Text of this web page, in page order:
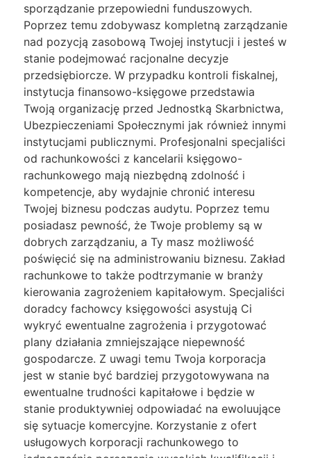
sporządzanie przepowiedni funduszowych.
Poprzez temu zdobywasz kompletną zarządzanie
nad pozycją zasobową Twojej instytucji i jesteś w
stanie podejmować racjonalne decyzje
przedsiębiorcze. W przypadku kontroli fiskalnej,
instytucja finansowo-księgowe przedstawia
Twoją organizację przed Jednostką Skarbnictwa,
Ubezpieczeniami Społecznymi jak również innymi
instytucjami publicznymi. Profesjonalni specjaliści
od rachunkowości z kancelarii księgowo-
rachunkowego mają niezbędną zdolność i
kompetencje, aby wydajnie chronić interesu
Twojej biznesu podczas audytu. Poprzez temu
posiadasz pewność, że Twoje problemy są w
dobrych zarządzaniu, a Ty masz możliwość
poświęcić się na administrowaniu biznesu. Zakład
rachunkowe to także podtrzymanie w branży
kierowania zagrożeniem kapitałowym. Specjaliści
doradcy fachowcy księgowości asystują Ci
wykryć ewentualne zagrożenia i przygotować
plany działania zmniejszające niepewność
gospodarcze. Z uwagi temu Twoja korporacja
jest w stanie być bardziej przygotowywana na
ewentualne trudności kapitałowe i będzie w
stanie produktywniej odpowiadać na ewoluujące
się sytuacje komercyjne. Korzystanie z ofert
usługowych korporacji rachunkowego to